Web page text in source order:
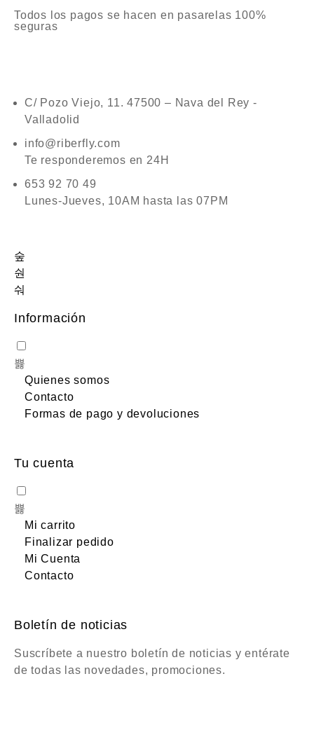
Todos los pagos se hacen en pasarelas 100%
seguras
C/ Pozo Viejo, 11. 47500 – Nava del Rey -
Valladolid
info@riberfly.com
Te responderemos en 24H
653 92 70 49
Lunes-Jueves, 10AM hasta las 07PM
Información
Quienes somos
Contacto
Formas de pago y devoluciones
Tu cuenta
Mi carrito
Finalizar pedido
Mi Cuenta
Contacto
Boletín de noticias
Suscríbete a nuestro boletín de noticias y entérate
de todas las novedades, promociones.